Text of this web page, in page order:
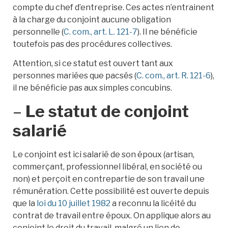
compte du chef d’entreprise. Ces actes n’entrainent
à la charge du conjoint aucune obligation
personnelle (C. com., art. L. 121-7). Il ne bénéficie
toutefois pas des procédures collectives.
Attention, si ce statut est ouvert tant aux
personnes mariées que pacsés (C. com., art. R. 121-6),
il ne bénéficie pas aux simples concubins.
– Le statut de conjoint
salarié
Le conjoint est ici salarié de son époux (artisan,
commerçant, professionnel libéral, en société ou
non) et perçoit en contrepartie de son travail une
rémunération. Cette possibilité est ouverte depuis
que la loi du 10 juillet 1982 a reconnu la licéité du
contrat de travail entre époux. On applique alors au